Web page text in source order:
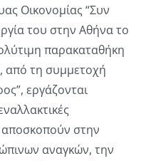
Οικονομίας “Συν
του στην Αθήνα το
παρακαταθήκη
από τη συμμετοχή
εργάζονται
αποσκοπούν στην
αναγκών, την